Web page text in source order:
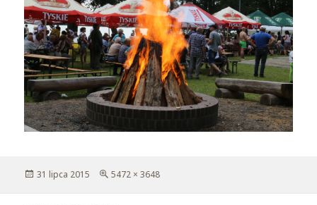
Opublikowano
31 lipca 2015
Pełny
5472 × 3648